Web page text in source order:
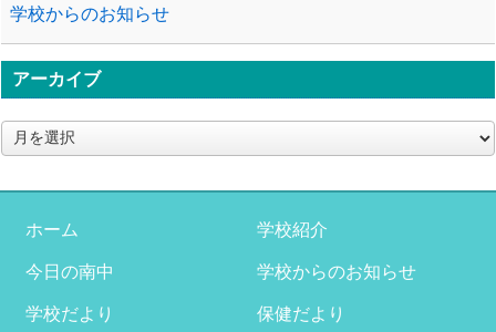
学校からのお知らせ
アーカイブ
ア
ー
イ
ホーム 学校紹介
今日の南中 学校からのお知らせ
学校だより 保健だより